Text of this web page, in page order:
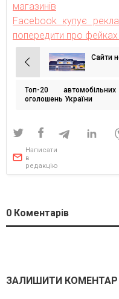
магазинів
Facebook купує
попередити про
Навігація
записів
Сайти
Топ-20
оголошень України
Написати
в
редакцію
0 Коментарів
ЗАЛИШИТИ КОМЕНТАР